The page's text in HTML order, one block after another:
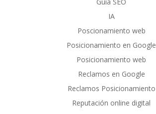
IA
Poscionamiento web
Posicionamiento en Google
Posicionamiento web
Reclamos en Google
Reclamos Posicionamiento
Reputación online digital